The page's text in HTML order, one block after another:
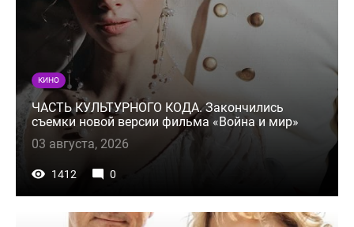
КИНО
ЧАСТЬ КУЛЬТУРНОГО КОДА. Закончились
съемки новой версии фильма «Война и мир»
03 августа, 2026
1412 0